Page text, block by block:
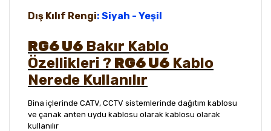
Dış Kılıf Rengi: Siyah - Yeşil
RG6 U6 Bakır Kablo
Özellikleri ? RG6 U6 Kablo
Nerede Kullanılır
Bina içlerinde CATV, CCTV sistemlerinde dağıtım kablosu
ve çanak anten uydu kablosu olarak kablosu olarak
kullanılır